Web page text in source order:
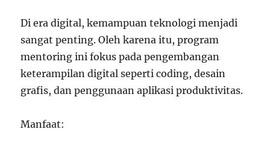
Di era digital, kemampuan teknologi menjadi
sangat penting. Oleh karena itu, program
mentoring ini fokus pada pengembangan
keterampilan digital seperti coding, desain
grafis, dan penggunaan aplikasi produktivitas.
Manfaat: